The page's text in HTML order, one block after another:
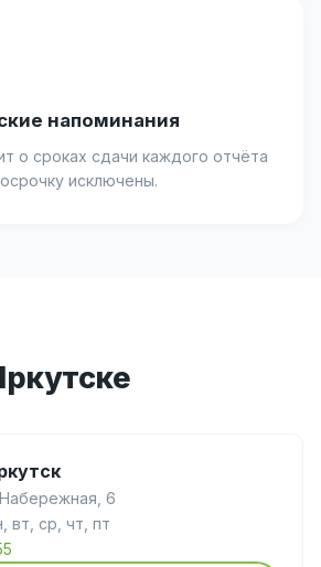
напоминания
о сроках сдачи каждого отчёта
исключены.
Набережная, 6
вт, ср, чт, пт